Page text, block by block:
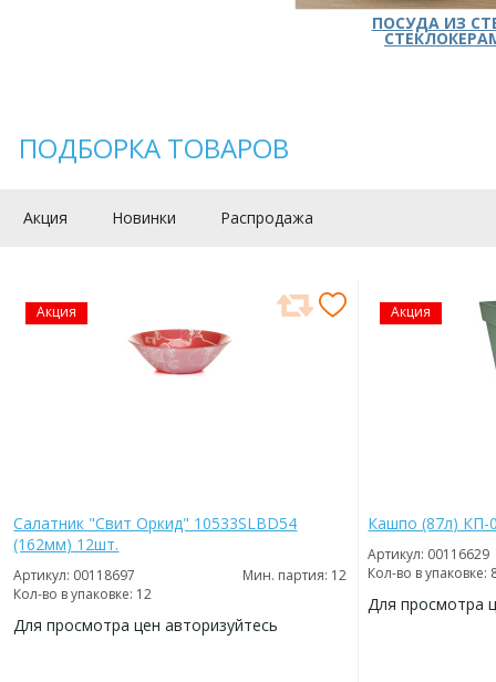
ПОСУДА ИЗ
ПОДБОРКА ТОВАРОВ
Акция Новинки Распродажа
Акция
Салатник "Свит Оркид" 10533SLBD54
(162мм) 12шт.
Артикул: 00118697
Мин. партия: 12
Кол-во в упаковке: 12
Для просмотра цен авторизуйтесь
Акция
Кашпо (87л) КП-
Артикул: 00116629
Кол-во в упаковке:
Для просмотра